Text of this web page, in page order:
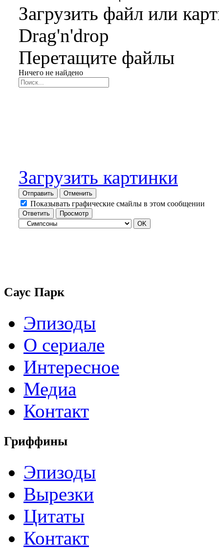
Загрузить файл или
Drag'n'drop
Перетащите файлы
Ничего не найдено
Загрузить картинки
Отправить Отменить
Показывать графические смайлы в этом сообщении
Саус Парк
Эпизоды
О сериале
Интересное
Медиа
Контакт
Гриффины
Эпизоды
Вырезки
Цитаты
Контакт